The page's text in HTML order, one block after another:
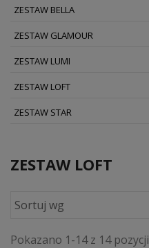
ZESTAW BELLA
ZESTAW GLAMOUR
ZESTAW LUMI
ZESTAW LOFT
ZESTAW STAR
ZESTAW LOFT
Sortuj wg
Pokazano 1-14 z 14 pozycji